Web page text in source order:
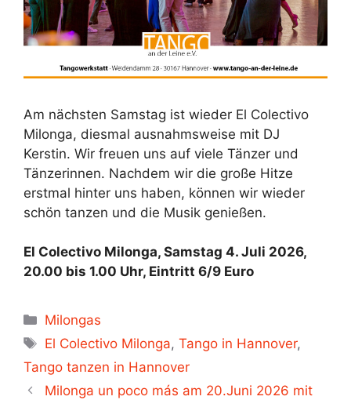
Am nächsten Samstag ist wieder El Colectivo
Milonga, diesmal ausnahmsweise mit DJ
Kerstin. Wir freuen uns auf viele Tänzer und
Tänzerinnen. Nachdem wir die große Hitze
erstmal hinter uns haben, können wir wieder
schön tanzen und die Musik genießen.
El Colectivo Milonga, Samstag 4. Juli 2026,
20.00 bis 1.00 Uhr, Eintritt 6/9 Euro
Kategorien
Milongas
Schlagwörter
El Colectivo Milonga,Tango in Hannover,
Tango tanzen in Hannover
Milonga un poco más am 20.Juni 2026 mit